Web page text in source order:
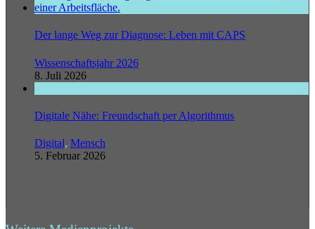
Der lange Weg zur Diagnose: Leben mit CAPS
Wissenschaftsjahr 2026
8. Juli 2026
Digitale Nähe: Freundschaft per Algorithmus
Digital, Mensch
5. Februar 2026